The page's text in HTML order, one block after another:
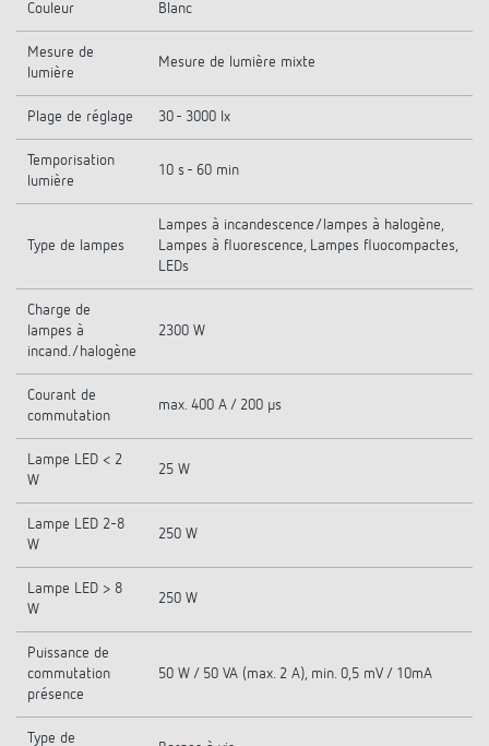
Couleur Blanc
Mesure de
lumière
Mesure de lumière mixte
Plage de réglage 30 - 3000 lx
Temporisation
lumière
10 s - 60 min
Type de lampes
Lampes à incandescence/lampes à halogène,
Lampes à fluorescence, Lampes fluocompactes,
LEDs
Charge de
lampes à
incand./halogène
2300 W
Courant de
commutation
max. 400 A / 200 µs
Lampe LED < 2
W
25 W
Lampe LED 2-8
W
250 W
Lampe LED > 8
W
250 W
Puissance de
commutation
présence
50 W / 50 VA (max. 2 A), min. 0,5 mV / 10mA
Type de